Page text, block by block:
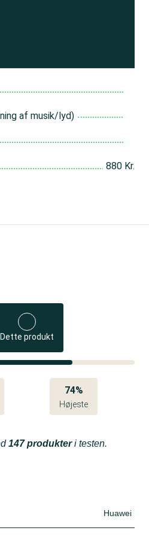
af musik/lyd)
880 Kr.
Dette produkt
74%
Højeste
147 produkteri testen.
Huawei